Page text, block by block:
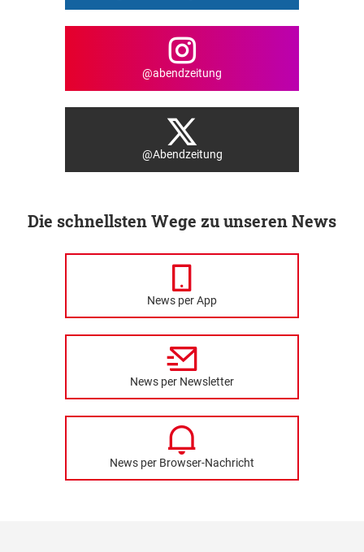
@abendzeitung
@Abendzeitung
Die schnellsten Wege zu unseren News
News per App
News per Newsletter
News per Browser-Nachricht